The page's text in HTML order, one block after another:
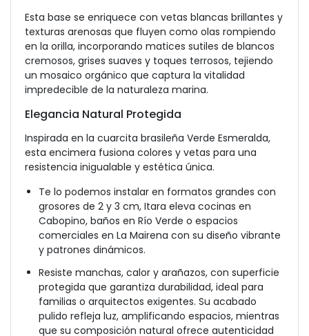
Esta base se enriquece con vetas blancas brillantes y
texturas arenosas que fluyen como olas rompiendo
en la orilla, incorporando matices sutiles de blancos
cremosos, grises suaves y toques terrosos, tejiendo
un mosaico orgánico que captura la vitalidad
impredecible de la naturaleza marina.
Elegancia Natural Protegida
Inspirada en la cuarcita brasileña Verde Esmeralda,
esta encimera fusiona colores y vetas para una
resistencia inigualable y estética única.
Te lo podemos instalar en formatos grandes con
grosores de 2 y 3 cm, Itara eleva cocinas en
Cabopino, baños en Río Verde o espacios
comerciales en La Mairena con su diseño vibrante
y patrones dinámicos.
Resiste manchas, calor y arañazos, con superficie
protegida que garantiza durabilidad, ideal para
familias o arquitectos exigentes. Su acabado
pulido refleja luz, amplificando espacios, mientras
que su composición natural ofrece autenticidad